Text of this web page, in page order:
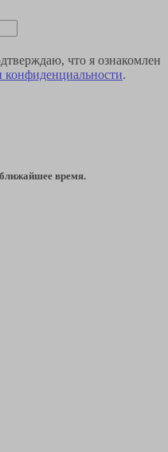
что я ознакомлен
конфиденциальности.
время.